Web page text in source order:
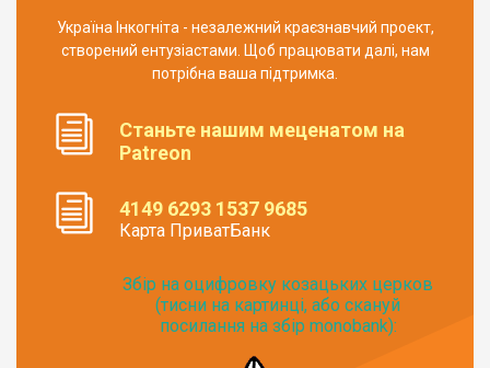
Україна Інкогніта - незалежний краєзнавчий проект,
створений ентузіастами. Щоб працювати далі, нам
потрібна ваша підтримка.
Станьте нашим меценатом на
Patreon
4149 6293 1537 9685
Карта ПриватБанк
Збір на оцифровку козацьких церков
(тисни на картинці, або скануй
посилання на збір monobank):